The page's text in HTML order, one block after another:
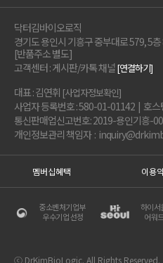
닥터김바이오로직
경기도 용인시 기흥구 중부대로 579, 5
[반품주소 별도]
고객센터 : 게시판/카톡 채널[연결하기]
대표 : 김연휘 [사업자정보확인]
사업자 등록번호 : 580-01-01142 | 호
통신판매업신고번호: 2019-용인기흥-
개인정보관리 책임자 :
멤버십혜택 이용
중소벤처기업부
우수기업 선정
하이서
어워
ⓒ DrKimBioLogic. All Rights Reserved.